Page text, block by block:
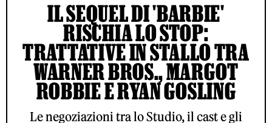
IL SEQUEL DI 'BARBIE'
RISCHIA LO STOP:
TRATTATIVE IN STALLO TRA
WARNER BROS., MARGOT
ROBBIE E RYAN GOSLING
Le negoziazioni tra lo Studio, il cast e gli